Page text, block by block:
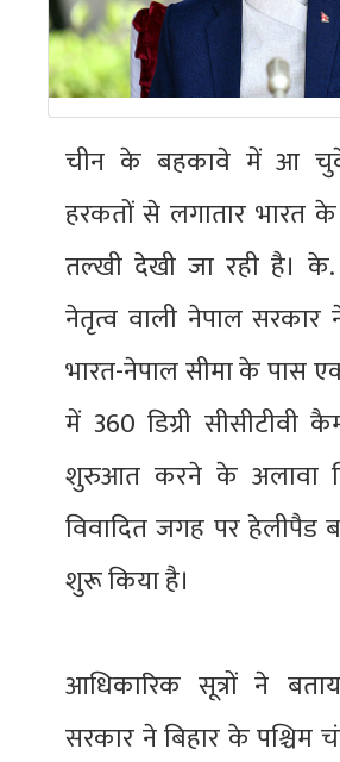
चीन के बहकावे में आ
हरकतों से लगातार भारत
तल्खी देखी जा रही है।
नेतृत्व वाली नेपाल सरकार
भारत-नेपाल सीमा के पास
में 360 डिग्री सीसीटीवी
शुरुआत करने के अलावा
विवादित जगह पर हेलीपैड
शुरू किया है।
आधिकारिक सूत्रों ने
सरकार ने बिहार के पश्चिम